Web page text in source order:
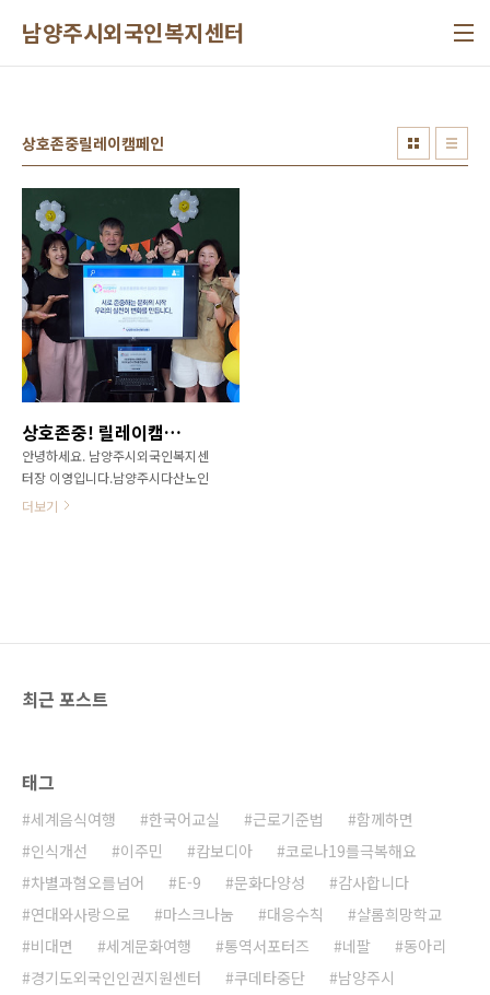
남양주시외국인복지센터
상호존중릴레이캠페인
상호존중! 릴레이캠페인
안녕하세요. 남양주시외국인복지센
터장 이영입니다.남양주시다산노인
복지관 장선영관장님의 따뜻한 마음
사람중심의 지역사회를 만들기 위해
호존중의 문화를 정착시키기 위해 최
중하고 존중받는 친다문화적 지역사
회를 만들어가는데 함께 해주세요!이
한 기관으로남양주가족센터 이주연
센터장님을 소개합..
더보기
최근 포스트
태그
세계음식여행 한국어교실 근로기준법
함께하면
인식개선
이주민 캄보디아
코로나19를극복해요
차별과혐오를넘어
E-9 문화다양성
감사합니다
연대와사랑으로
마스크나눔 대응수칙
샬롬희망학교
비대면
세계문화여행 통역서포터즈 네팔
동아리
경기도외국인인권지원센터
쿠데타중단
남양주시